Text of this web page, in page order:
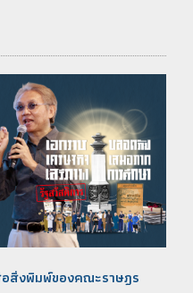
สิ่งพิมพ์ของคณะราษฎร